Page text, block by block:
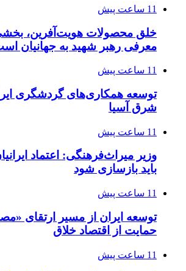
11 ساعت پیش
خلق محصولات هویت‌آفرین،
معرفی رهبر شهید به جهانیان
11 ساعت پیش
توسعه همکاری‌های گردشگری
شرق آسیا
11 ساعت پیش
وزیر میراث‌فرهنگی: اعتماد
باید بازسازی شود
11 ساعت پیش
توسعه ایران از مسیر ارتقای
حمایت از اقتصاد خلاق
11 ساعت پیش